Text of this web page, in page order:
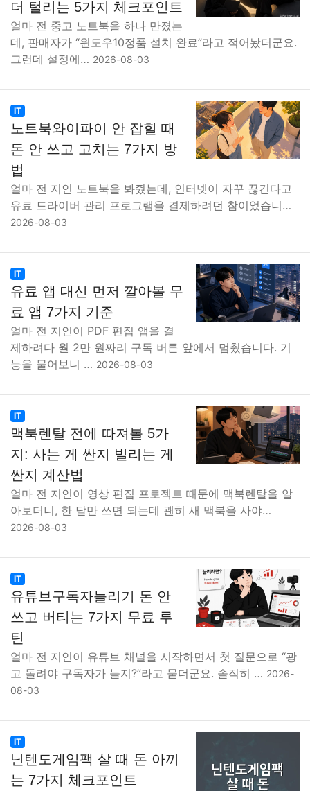
더 털리는 5가지 체크포인트
얼마 전 중고 노트북을 하나 만졌는
데, 판매자가 “윈도우10정품 설치 완료”라고 적어놨더군요.
그런데 설정에… 2026-08-03
IT
노트북와이파이 안 잡힐 때
돈 안 쓰고 고치는 7가지 방
법
얼마 전 지인 노트북을 봐줬는데, 인터넷이 자꾸 끊긴다고
유료 드라이버 관리 프로그램을 결제하려던 참이었습니…
2026-08-03
IT
유료 앱 대신 먼저 깔아볼 무
료 앱 7가지 기준
얼마 전 지인이 PDF 편집 앱을 결
제하려다 월 2만 원짜리 구독 버튼 앞에서 멈췄습니다. 기
능을 물어보니 … 2026-08-03
IT
맥북렌탈 전에 따져볼 5가
지: 사는 게 싼지 빌리는 게
싼지 계산법
얼마 전 지인이 영상 편집 프로젝트 때문에 맥북렌탈을 알
아보더니, 한 달만 쓰면 되는데 괜히 새 맥북을 사야…
2026-08-03
IT
유튜브구독자늘리기 돈 안
쓰고 버티는 7가지 무료 루
틴
얼마 전 지인이 유튜브 채널을 시작하면서 첫 질문으로 “광
고 돌려야 구독자가 늘지?”라고 묻더군요. 솔직히 … 2026-
08-03
IT
닌텐도게임팩 살 때 돈 아끼
는 7가지 체크포인트